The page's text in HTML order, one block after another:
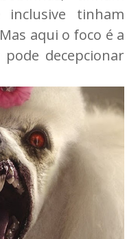
inclusive tinham
aqui o foco é a
decepcionar